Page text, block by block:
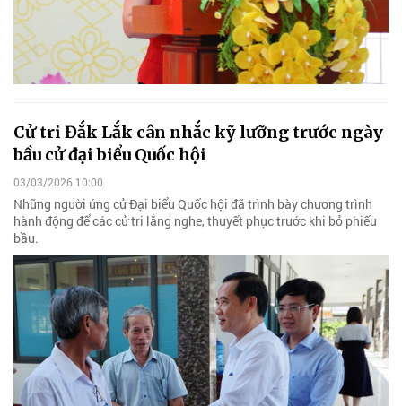
Cử tri Đắk Lắk cân nhắc kỹ lưỡng trước ngày
bầu cử đại biểu Quốc hội
03/03/2026 10:00
Những người ứng cử Đại biểu Quốc hội đã trình bày chương trình
hành động để các cử tri lắng nghe, thuyết phục trước khi bỏ phiếu
bầu.